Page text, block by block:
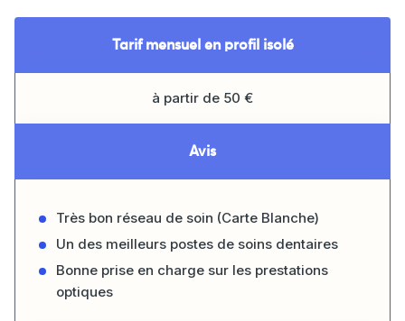
Tarif mensuel en profil isolé
à partir de 50 €
Avis
Très bon réseau de soin (Carte Blanche)
Un des meilleurs postes de soins dentaires
Bonne prise en charge sur les prestations
optiques